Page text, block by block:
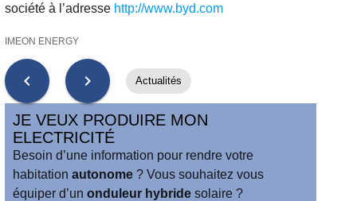
société à l’adresse http://www.byd.com
IMEON ENERGY
chevron_left chevron_right Actualités
JE VEUX PRODUIRE MON
ELECTRICITÉ
Besoin d’une information pour rendre votre
habitationautonome? Vous souhaitez vous
équiper d’unonduleur hybride solaire ?